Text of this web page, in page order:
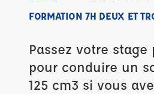
FORMATION 7H DEUX ET
Passez votre stage
pour conduire un
125 cm3 si vous